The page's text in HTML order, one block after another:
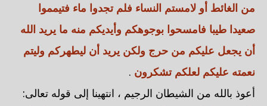
من الغائط أو لامستم النساء فلم تجدوا ماء فتيمموا
صعيدا طيبا فامسحوا بوجوهكم وأيديكم منه ما يريد الله
أن يجعل عليكم من حرج ولكن يريد أن ليطهركم وليتم
نعمته عليكم لعلكم تشكرون .
أعوذ بالله من الشيطان الرجيم ، انتهينا إلى قوله تعالى: